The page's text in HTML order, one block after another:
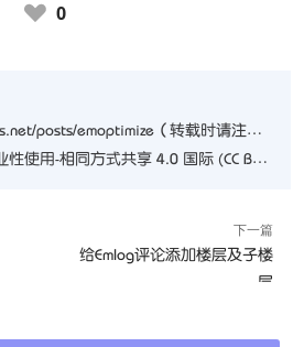
♥ 0
posts/emoptimize （转载时请注明本文出处及文章链接）
用-相同方式共享 4.0 国际 (CC BY-NC-SA 4.0)
下一篇
给Emlog评论添加楼层及子楼
层